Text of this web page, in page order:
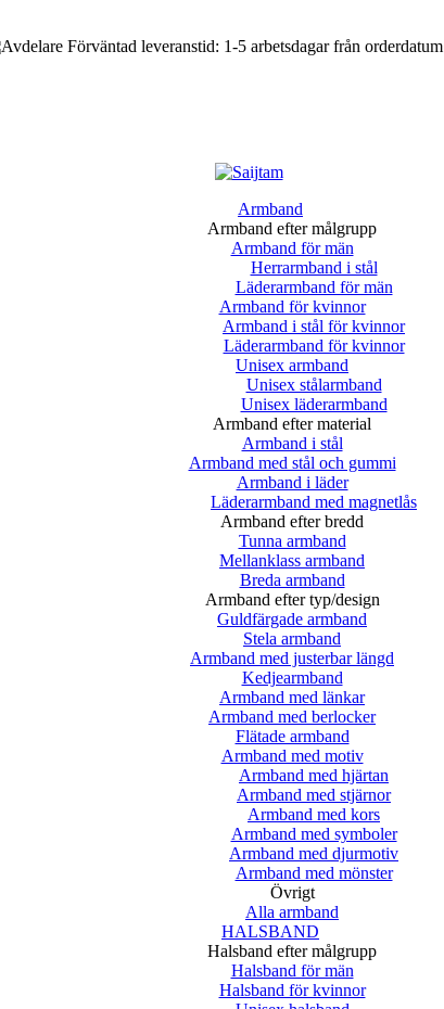
Förväntad leveranstid: 1-5 arbetsdagar från orderdatum
Armband
Armband efter målgrupp
Armband för män
Herrarmband i stål
Läderarmband för män
Armband för kvinnor
Armband i stål för kvinnor
Läderarmband för kvinnor
Unisex armband
Unisex stålarmband
Unisex läderarmband
Armband efter material
Armband i stål
Armband med stål och gummi
Armband i läder
Läderarmband med magnetlås
Armband efter bredd
Tunna armband
Mellanklass armband
Breda armband
Armband efter typ/design
Guldfärgade armband
Stela armband
Armband med justerbar längd
Kedjearmband
Armband med länkar
Armband med berlocker
Flätade armband
Armband med motiv
Armband med hjärtan
Armband med stjärnor
Armband med kors
Armband med symboler
Armband med djurmotiv
Armband med mönster
Övrigt
Alla armband
HALSBAND
Halsband efter målgrupp
Halsband för män
Halsband för kvinnor